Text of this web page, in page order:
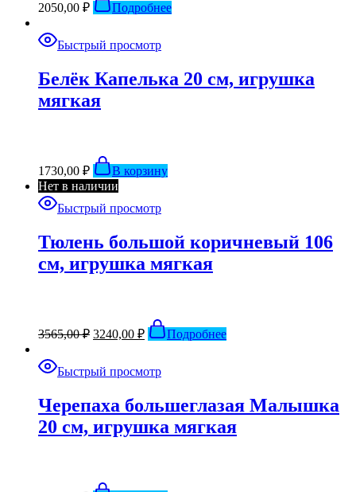
2050,00 ₽ Подробнее
Быстрый просмотр
Белёк Капелька 20 см, игрушка
мягкая
1730,00 ₽
В корзину
Нет в наличии
Быстрый просмотр
Тюлень большой коричневый 106
см, игрушка мягкая
3565,00₽ 3240,00 ₽ Подробнее
Быстрый просмотр
Черепаха большеглазая Малышка
20 см, игрушка мягкая